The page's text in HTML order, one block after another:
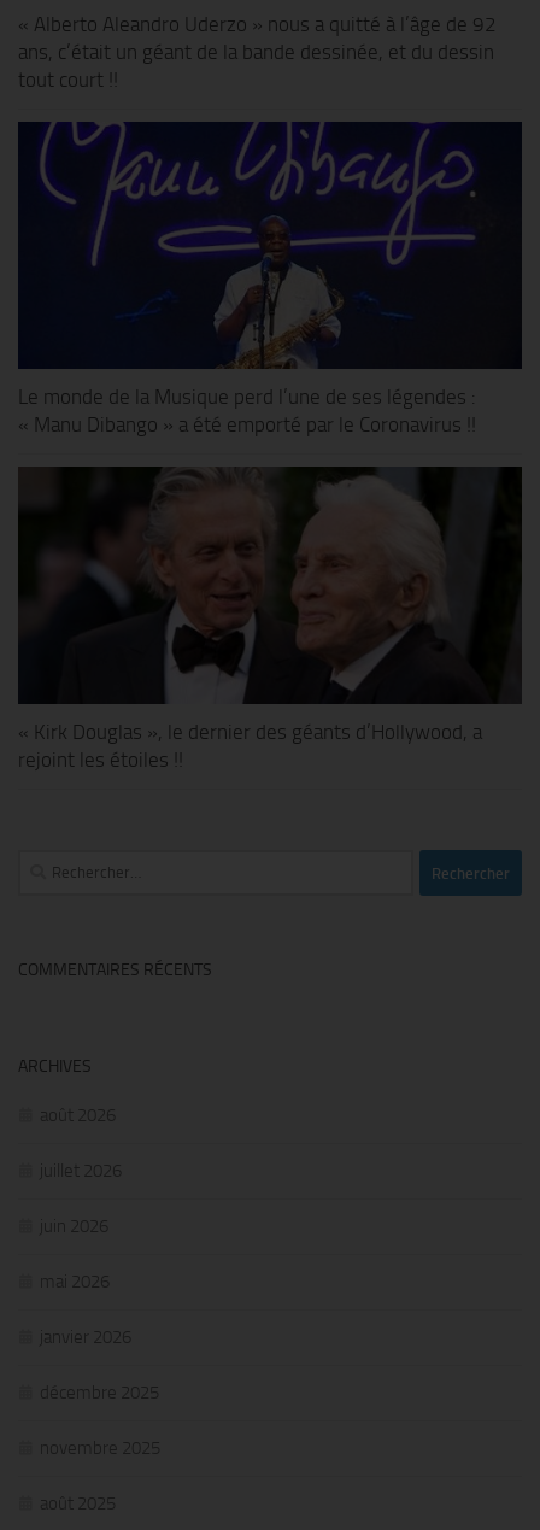
« Alberto Aleandro Uderzo » nous a quitté à l’âge de 92
ans, c’était un géant de la bande dessinée, et du dessin
tout court !!
Le monde de la Musique perd l’une de ses légendes :
« Manu Dibango » a été emporté par le Coronavirus !!
« Kirk Douglas », le dernier des géants d’Hollywood, a
rejoint les étoiles !!
Rechercher :
COMMENTAIRES RÉCENTS
ARCHIVES
août 2026
juillet 2026
juin 2026
mai 2026
janvier 2026
décembre 2025
novembre 2025
août 2025